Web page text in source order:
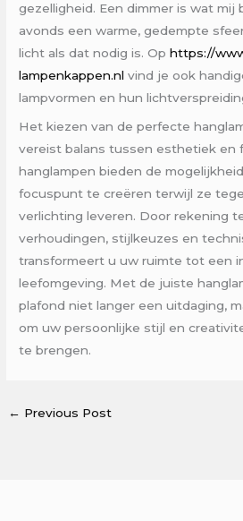
gezelligheid. Een dimmer is wat mij
avonds een warme, gedempte
licht als dat nodig is. Ophttps://
lampenkappen.nl vind je ook
lampvormen en hun
Het kiezen van de perfecte
vereist balans tussen esthetiek en
hanglampen bieden de
focuspunt te creëren terwijl ze
verlichting leveren. Door rekening
verhoudingen, stijlkeuzes en
transformeert u uw ruimte tot een
leefomgeving. Met de juiste
plafond niet langer een uitdaging,
om uw persoonlijke stijl en
te brengen.
← Previous Post